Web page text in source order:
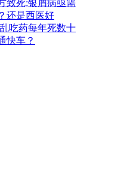
致死;银屑病亟需
还是西医好
吃药每年死数十
快车？